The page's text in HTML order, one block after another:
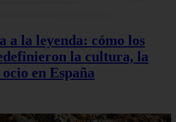
a la leyenda: cómo los
la cultura, la
en España